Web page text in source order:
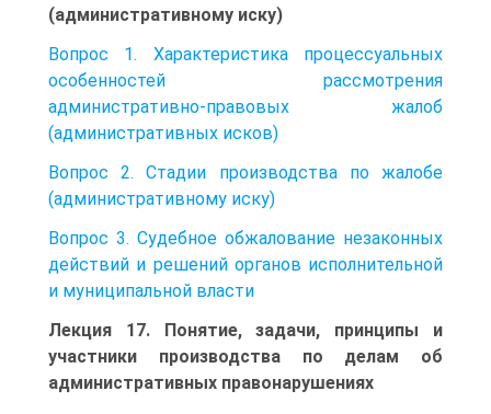
(административному иску)
Вопрос 1. Характеристика процессуальных
особенностей рассмотрения
административно-правовых жалоб
(административных исков)
Вопрос 2. Стадии производства по жалобе
(административному иску)
Вопрос 3. Судебное обжалование незаконных
действий и решений органов исполнительной
и муниципальной власти
Лекция 17. Понятие, задачи, принципы и
участники производства по делам об
административных правонарушениях